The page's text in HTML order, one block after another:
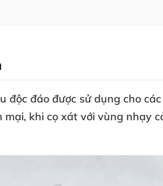
độc đáo được sử dụng cho
mại, khi cọ xát với vùng nhạy